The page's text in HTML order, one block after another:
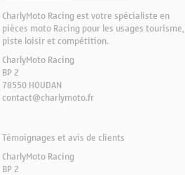
CharlyMoto Racing est votre spécialiste en
pièces moto Racing pour les usages tourisme,
piste loisir et compétition.
CharlyMoto Racing
BP 2
78550 HOUDAN
contact@charlymoto.fr
Témoignages et avis de clients
CharlyMoto Racing
BP 2